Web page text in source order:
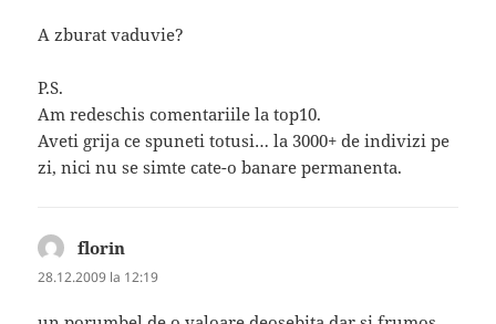
A zburat vaduvie?
P.S.
Am redeschis comentariile la top10.
Aveti grija ce spuneti totusi… la 3000+ de indivizi pe
zi, nici nu se simte cate-o banare permanenta.
florin
28.12.2009 la 12:19